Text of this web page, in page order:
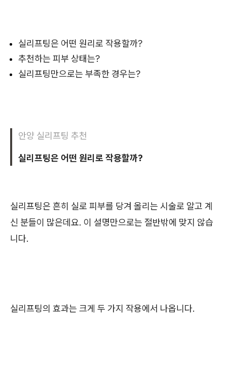
실리프팅은 어떤 원리로 작용할까?
추천하는 피부 상태는?
실리프팅만으로는 부족한 경우는?
안양 실리프팅 추천
실리프팅은 어떤 원리로 작용할까?
실리프팅은 흔히 실로 피부를 당겨 올리는 시술로 알고 계
신 분들이 많은데요. 이 설명만으로는 절반밖에 맞지 않습
니다.
실리프팅의 효과는 크게 두 가지 작용에서 나옵니다.